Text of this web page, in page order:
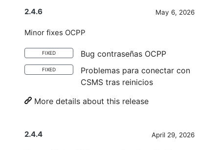
2.4.6 May 6, 2026
Minor fixes OCPP
FIXED Bug contraseñas OCPP
FIXED
Problemas para conectar con
CSMS tras reinicios
More details about this release
2.4.4 April 29, 2026